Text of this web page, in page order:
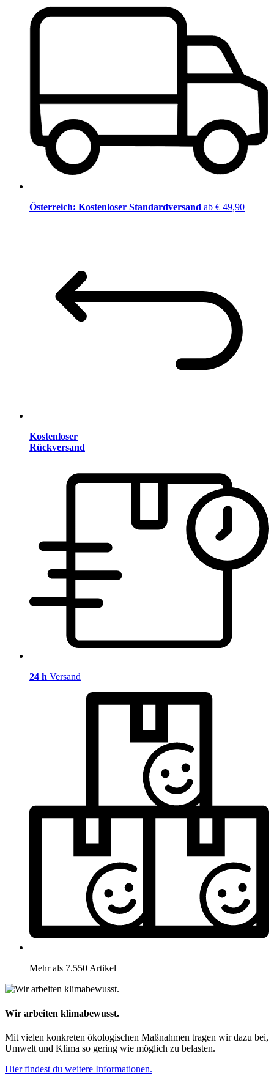
Österreich: Kostenloser Standardversand ab € 49,90
Kostenloser
Rückversand
24 h Versand
Mehr als 7.550 Artikel
Wir arbeiten klimabewusst.
Mit vielen konkreten ökologischen Maßnahmen tragen wir dazu bei,
Umwelt und Klima so gering wie möglich zu belasten.
Hier findest du weitere Informationen.